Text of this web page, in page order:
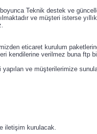
Teknik destek ve
ve müşteri isterse
eticaret kurulum
kendilerine verilmez buna ftp
ve müşterilerimize
iletişim kurulacak.